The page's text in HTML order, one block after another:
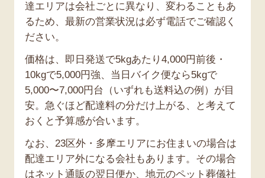
達エリアは会社ごとに異なり、変わることもあ
るため、最新の営業状況は必ず電話でご確認く
ださい。
価格は、即日発送で5kgあたり4,000円前後・
10kgで5,000円強、当日バイク便なら5kgで
5,000〜7,000円台（いずれも送料込の例）が目
安。急ぐほど配達料の分だけ上がる、と考えて
おくと予算感が合います。
なお、23区外・多摩エリアにお住まいの場合は
配達エリア外になる会社もあります。その場合
はネット通販の翌日便か、地元のペット葬儀社